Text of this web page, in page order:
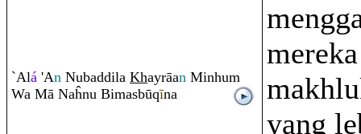
`Alá 'An Nubaddila Khayrāan Minhum
Wa Mā Naĥnu Bimasbūqīna
yang